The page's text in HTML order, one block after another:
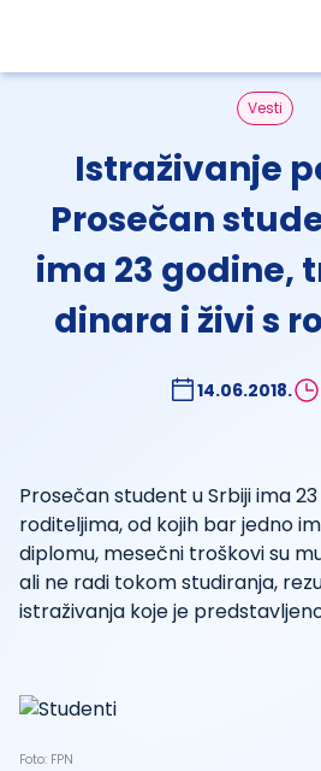
Vesti
Istraživanje
Prosečan
ima 23 godine,
dinara i živi s
14.06.2018.
Prosečan student u Srbiji ima
roditeljima, od kojih bar jedno
diplomu, mesečni troškovi su
ali ne radi tokom studiranja,
istraživanja koje je
Foto: FPN